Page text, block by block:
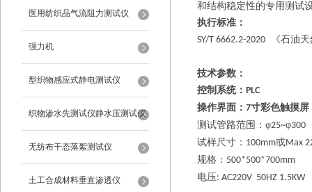
医用纺织品气流阻力测试仪
强力机
型织物感应式静电测试仪
织物渗水先测试仪静水压测试仪
无纺布干态落絮测试仪
土工合成材料垂直渗透仪
和结构稳定性的专用测试
执行标准：
SY/T 6662.2-2020
《石油
技术参数：
控制系统： PLC
操作界面： 7寸彩色触摸屏
测试管路范围： φ25~φ300
试样尺寸： 100mm或Max
规格： 500*500*700mm
电压: AC220V 50HZ 1.5KW